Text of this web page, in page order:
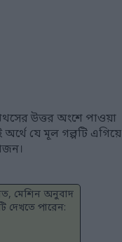
উত্তর অংশে পাওয়া
যে মূল গল্পটি এগিয়ে
মেশিন অনুবাদ
দেখতে পারেন: